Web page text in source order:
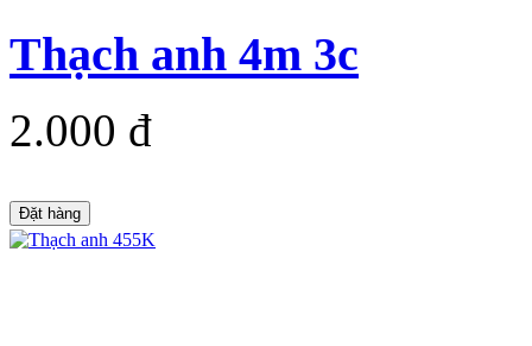
Thạch anh 4m 3c
2.000 đ
Đặt hàng